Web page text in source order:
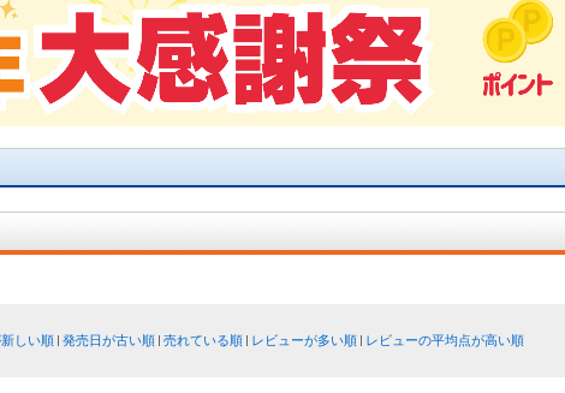
しい順 発売日が古い順 売れている順 レビューが多い順
レビューの平均点が高い順